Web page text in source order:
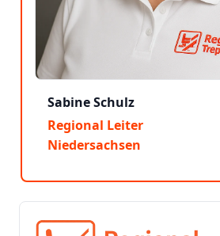
Sabine Schulz
Regional Leiter
Niedersachsen